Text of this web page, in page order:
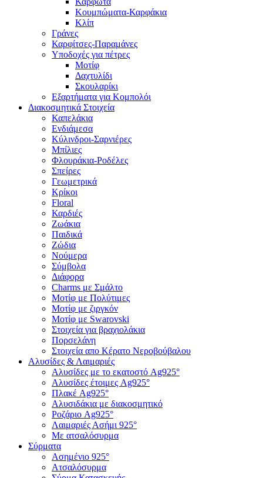
Κουμπώματα-Καρφάκια
Κλίπ
Γράνες
Καρφίτσες-Παραμάνες
Υποδοχές για πέτρες
Μοτίφ
Δαχτυλίδι
Σκουλαρίκι
Εξαρτήματα για Κομπολόι
Διακοσμητικά Στοιχεία
Καπελάκια
Ενδιάμεσα
Κύλινδροι-Σαρνιέρες
Μπίλιες
Φλουράκια-Ροδέλες
Σπείρες
Γεωμετρικά
Κρίκοι
Floral
Καρδιές
Ζωάκια
Παιδικά
Ζώδια
Νούμερα
Σύμβολα
Διάφορα
Charms με Σμάλτο
Μοτίφ με Πολύτιμες
Μοτίφ με ζιργκόν
Μοτίφ με Swarovski
Στοιχεία για βραχιολάκια
Πορσελάνη
Στοιχεία απο Κέρατο Νεροβούβαλου
Αλυσίδες & Λαιμαριές
Αλυσίδες με το εκατοστό Ag925°
Αλυσίδες έτοιμες Ag925°
Πλακέ Ag925°
Αλυσιδάκια με διακοσμητικό
Ροζάριο Ag925°
Λαιμαριές Ασήμι 925°
Με ατσαλόσυρμα
Σύρματα
Ασημένιο 925°
Ατσαλόσυρμα